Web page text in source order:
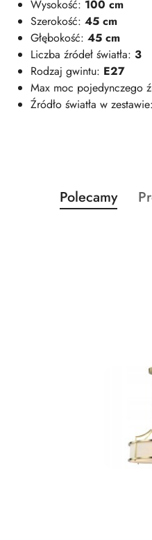
Wysokość: 100 cm
Szerokość: 45 cm
Głębokość: 45 cm
Liczba źródeł światła: 3
Rodzaj gwintu: E27
Max moc pojedynczego
Źródło światła w zestawie:
Pomiń karuzelę
Produkty
o
Polecamy